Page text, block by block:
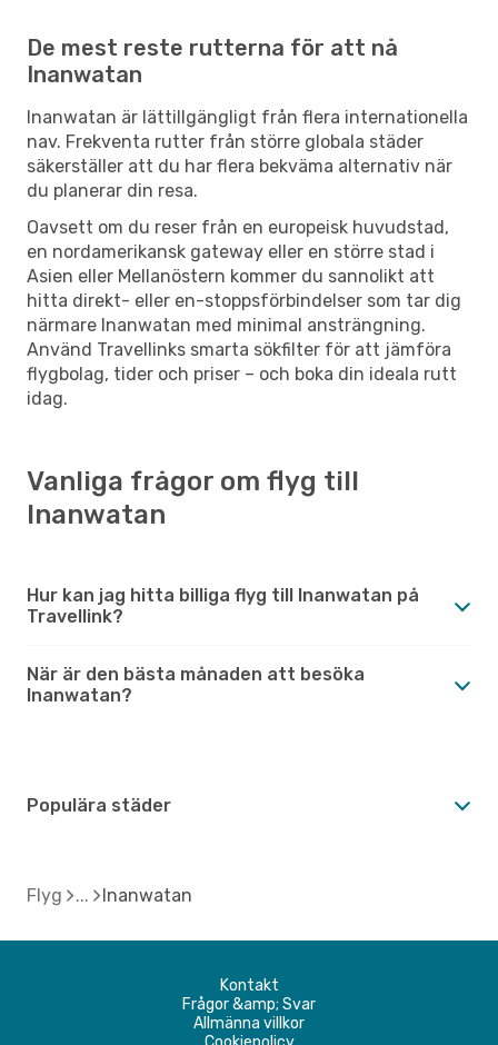
De mest reste rutterna för att nå
Inanwatan
Inanwatan är lättillgängligt från flera internationella
nav. Frekventa rutter från större globala städer
säkerställer att du har flera bekväma alternativ när
du planerar din resa.
Oavsett om du reser från en europeisk huvudstad,
en nordamerikansk gateway eller en större stad i
Asien eller Mellanöstern kommer du sannolikt att
hitta direkt- eller en-stoppsförbindelser som tar dig
närmare Inanwatan med minimal ansträngning.
Använd Travellinks smarta sökfilter för att jämföra
flygbolag, tider och priser – och boka din ideala rutt
idag.
Vanliga frågor om flyg till
Inanwatan
Hur kan jag hitta billiga flyg till Inanwatan på
Travellink?
När är den bästa månaden att besöka
Inanwatan?
Populära städer
Flyg Inanwatan
Kontakt
Frågor &amp; Svar
Allmänna villkor